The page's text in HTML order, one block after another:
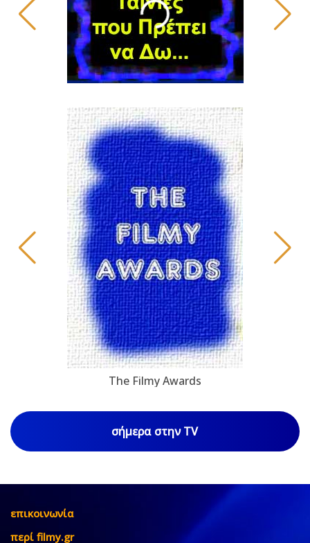
The Filmy Awards
σήμερα στην TV
επικοινωνία
περί filmy.gr